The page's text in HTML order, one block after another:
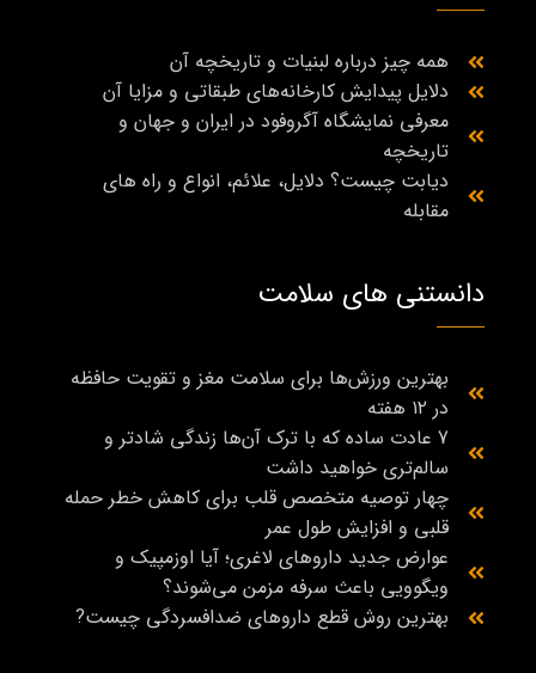
همه چیز درباره لبنیات و تاریخچه آن
دلایل پیدایش کارخانه‌های طبقاتی و مزایا آن
معرفی نمایشگاه آگروفود در ایران و جهان و
تاریخچه
دیابت چیست؟ دلایل، علائم، انواع و راه‌ های
مقابله
دانستنی های سلامت
بهترین ورزش‌ها برای سلامت مغز و تقویت حافظه
در ۱۲ هفته
7 عادت ساده که با ترک آن‌ها زندگی شادتر و
سالم‌تری خواهید داشت
چهار توصیه متخصص قلب برای کاهش خطر حمله
قلبی و افزایش طول عمر
عوارض جدید داروهای لاغری؛ آیا اوزمپیک و
ویگوویی باعث سرفه مزمن می‌شوند؟
بهترین روش قطع داروهای ضدافسردگی چیست?